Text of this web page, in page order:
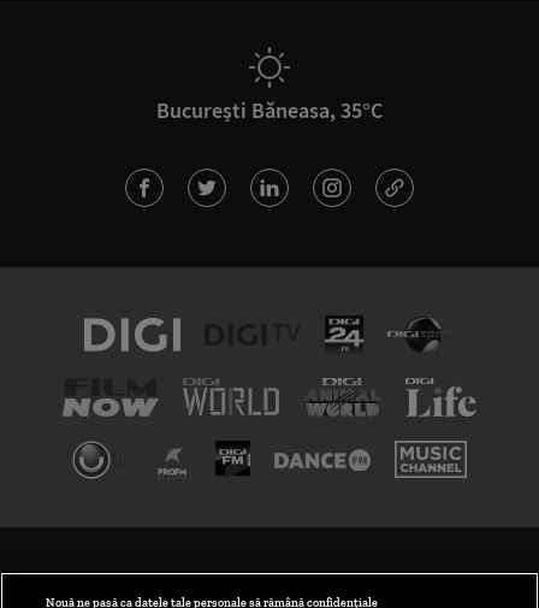
București Băneasa, 35°C
Nouă ne pasă ca datele tale personale să rămână confidențiale